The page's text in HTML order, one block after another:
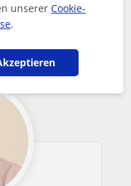
Bruck an der
könnten
unsererCookie-
.